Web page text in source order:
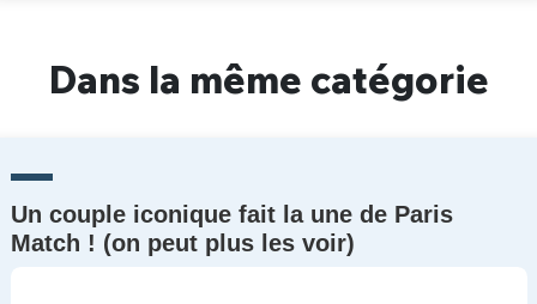
Dans la même catégorie
Un couple iconique fait la une de Paris
Match ! (on peut plus les voir)